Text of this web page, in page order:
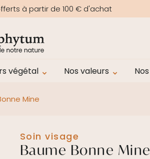
à partir de 100 € d'achat
végétal Nos valeurs
Mine
Soin visage
Baume Bonne Mine